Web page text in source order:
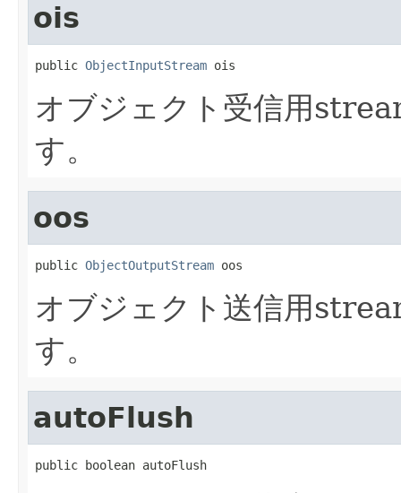
ois
public ObjectInputStream ois
オブジェクト受信用
す。
oos
public ObjectOutputStream oos
オブジェクト送信用
す。
autoFlush
public boolean autoFlush